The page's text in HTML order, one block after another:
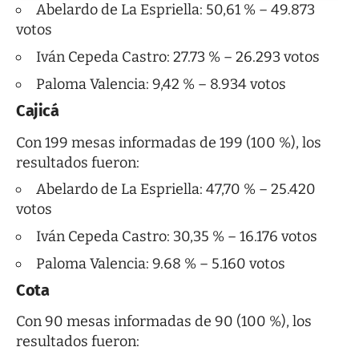
Abelardo de La Espriella: 50,61 % – 49.873
votos
Iván Cepeda Castro: 27.73 % – 26.293 votos
Paloma Valencia: 9,42 % – 8.934 votos
Cajicá
Con 199 mesas informadas de 199 (100 %), los
resultados fueron:
Abelardo de La Espriella: 47,70 % – 25.420
votos
Iván Cepeda Castro: 30,35 % – 16.176 votos
Paloma Valencia: 9.68 % – 5.160 votos
Cota
Con 90 mesas informadas de 90 (100 %), los
resultados fueron: